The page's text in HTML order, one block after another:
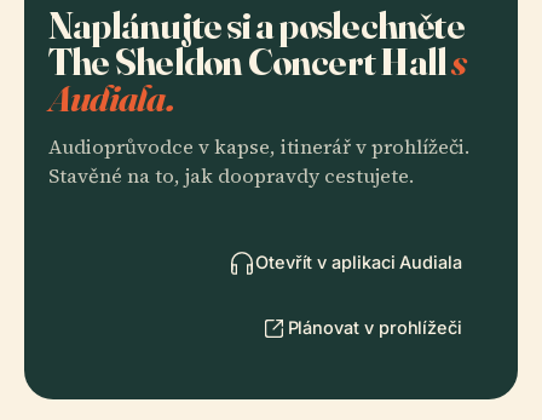
Naplánujte si a poslechněte
The Sheldon Concert Halls
Audiala.
Audioprůvodce v kapse, itinerář v prohlížeči.
Stavěné na to, jak doopravdy cestujete.
Otevřít v aplikaci Audiala
Plánovat v prohlížeči